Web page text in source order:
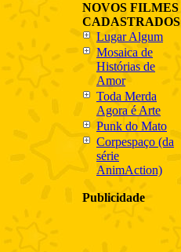
NOVOS FILMES
CADASTRADOS
Lugar Algum
Mosaica de
Histórias de
Amor
Toda Merda
Agora é Arte
Punk do Mato
Corpespaço (da
série
AnimAction)
Publicidade